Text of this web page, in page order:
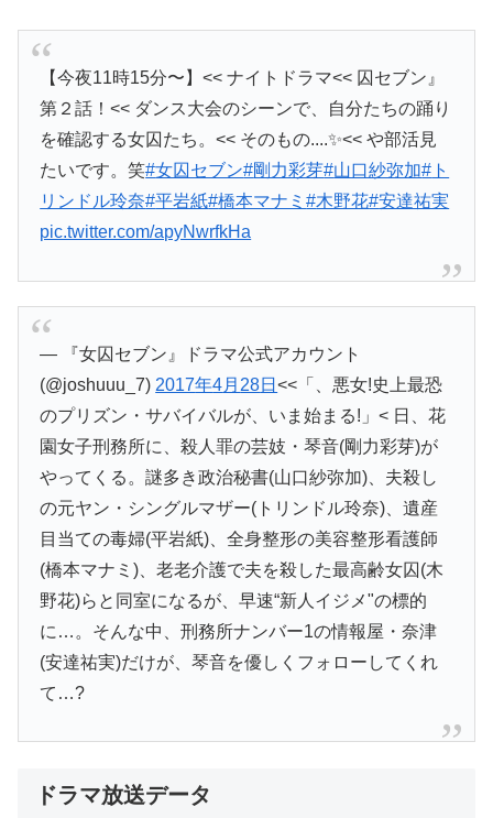
【今夜11時15分〜】<< ナイトドラマ<< 囚セブン』
第２話！<< ダンス大会のシーンで、自分たちの踊り
を確認する女囚たち。<< そのもの....✨<< や部活見
たいです。笑#女囚セブン#剛力彩芽#山口紗弥加# ト
リンドル玲奈#平岩紙#橋本マナミ#木野花#安達祐実
pic.twitter.com/apyNwrfkHa
— 『女囚セブン』ドラマ公式アカウント
(@joshuuu_7) 2017年4月 28日<< 「、悪女!史上最恐
のプリズン・サバイバルが、いま始まる!」< 日、花
園女子刑務所に、殺人罪の芸妓・琴音(剛力彩芽)が
やってくる。謎多き政治秘書(山口紗弥加)、夫殺し
の元ヤン・シングルマザー(トリンドル玲奈)、遺産
目当ての毒婦(平岩紙)、全身整形の美容整形看護師
(橋本マナミ)、老老介護で夫を殺した最高齢女囚(木
野花)らと同室になるが、早速“新人イジメ"の標的
に…。そんな中、刑務所ナンバー1の情報屋・奈津
(安達祐実)だけが、琴音を優しくフォローしてくれ
て…?
ドラマ放送データ